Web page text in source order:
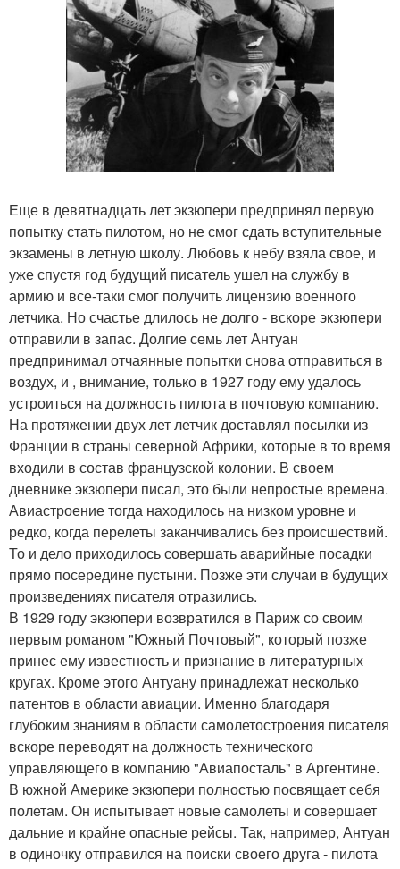
Еще в девятнадцать лет экзюпери предпринял первую
попытку стать пилотом, но не смог сдать вступительные
экзамены в летную школу. Любовь к небу взяла свое, и
уже спустя год будущий писатель ушел на службу в
армию и все-таки смог получить лицензию военного
летчика. Но счастье длилось не долго - вскоре экзюпери
отправили в запас. Долгие семь лет Антуан
предпринимал отчаянные попытки снова отправиться в
воздух, и , внимание, только в 1927 году ему удалось
устроиться на должность пилота в почтовую компанию.
На протяжении двух лет летчик доставлял посылки из
Франции в страны северной Африки, которые в то время
входили в состав французской колонии. В своем
дневнике экзюпери писал, это были непростые времена.
Авиастроение тогда находилось на низком уровне и
редко, когда перелеты заканчивались без происшествий.
То и дело приходилось совершать аварийные посадки
прямо посередине пустыни. Позже эти случаи в будущих
произведениях писателя отразились.
В 1929 году экзюпери возвратился в Париж со своим
первым романом "Южный Почтовый", который позже
принес ему известность и признание в литературных
кругах. Кроме этого Антуану принадлежат несколько
патентов в области авиации. Именно благодаря
глубоким знаниям в области самолетостроения писателя
вскоре переводят на должность технического
управляющего в компанию "Авиапосталь" в Аргентине.
В южной Америке экзюпери полностью посвящает себя
полетам. Он испытывает новые самолеты и совершает
дальние и крайне опасные рейсы. Так, например, Антуан
в одиночку отправился на поиски своего друга - пилота